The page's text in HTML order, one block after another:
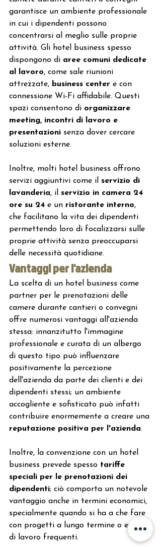
garantisce un ambiente professionale
in cui i dipendenti possono
concentrarsi al meglio sulle proprie
attività. Gli hotel business spesso
dispongono di aree comuni dedicate
al lavoro, come sale riunioni
attrezzate, business center e con
connessione Wi-Fi affidabile. Questi
spazi consentono di organizzare
meeting, incontri di lavoro e
presentazioni senza dover cercare
soluzioni esterne.
Inoltre, molti hotel business offrono
servizi aggiuntivi come il servizio di
lavanderia, il servizio in camera 24
ore su 24 e un ristorante interno,
che facilitano la vita dei dipendenti
permettendo loro di focalizzarsi sulle
proprie attività senza preoccuparsi
delle necessità quotidiane.
Vantaggi per l'azienda
La scelta di un hotel business come
partner per le prenotazioni delle
camere durante cantieri o convegni
offre numerosi vantaggi all'azienda
stessa: innanzitutto l'immagine
professionale e curata di un albergo
di questo tipo può influenzare
positivamente la percezione
dell'azienda da parte dei clienti e dei
dipendenti stessi; un ambiente
accogliente e sofisticato può infatti
contribuire enormemente a creare una
reputazione positiva per l'azienda.
Inoltre, la convenzione con un hotel
business prevede spesso tariffe
speciali per le prenotazioni dei
dipendenti; ciò comporta un notevole
vantaggio anche in termini economici,
specialmente quando si ha a che fare
con progetti a lungo termine o eventi
di lavoro frequenti.